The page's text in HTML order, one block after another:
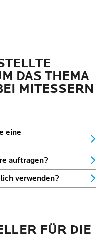
DAS THEMA
MITESSERN
eine
auftragen?
verwenden?
FÜR DIE